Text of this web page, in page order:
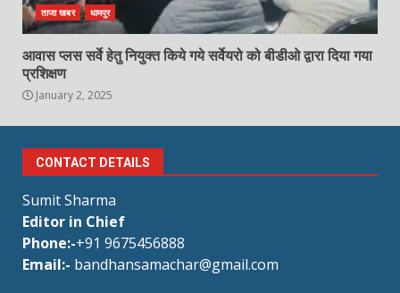
ताजा खबर धामपुर
आवास प्लस सर्वे हेतु नियुक्त किये गये सर्वेयरो को बीडीओ द्वारा दिया गया
प्रशिक्षण
January 2, 2025
CONTACT DETAILS
Sumit Sharma
Editor in Chief
Phone:-+91 9675456888
Email:- bandhansamachar@gmail.com